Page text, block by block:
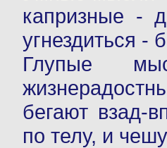
капризные -
угнездиться -
Глупые
бегают взад-
по телу, и